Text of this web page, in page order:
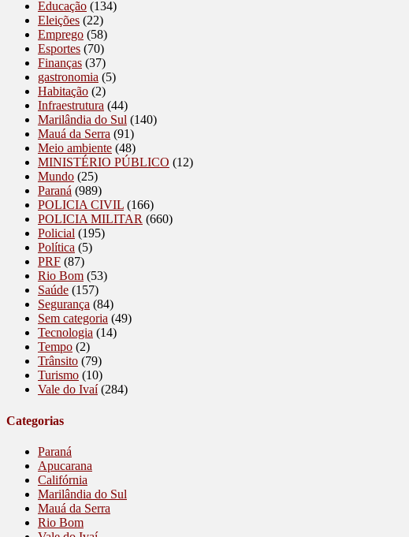
Educação (134)
Eleições (22)
Emprego (58)
Esportes (70)
Finanças (37)
gastronomia (5)
Habitação (2)
Infraestrutura (44)
Marilândia do Sul (140)
Mauá da Serra (91)
Meio ambiente (48)
MINISTÉRIO PÚBLICO (12)
Mundo (25)
Paraná (989)
POLICIA CIVIL (166)
POLICIA MILITAR (660)
Policial (195)
Política (5)
PRF (87)
Rio Bom (53)
Saúde (157)
Segurança (84)
Sem categoria (49)
Tecnologia (14)
Tempo (2)
Trânsito (79)
Turismo (10)
Vale do Ivaí(284)
Categorias
Paraná
Apucarana
Califórnia
Marilândia do Sul
Mauá da Serra
Rio Bom